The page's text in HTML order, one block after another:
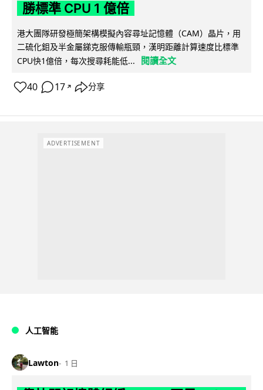
勝標準 CPU 1 億倍
港大團隊研發極簡架構模擬內容尋址記憶體（CAM）晶片，用
二硫化鉬及半金屬銻克服傳輸瓶頸，漢明距離計算速度比標準
CPU快1億倍，每次搜尋耗能低...
閱讀全文
40 17 ↗ 分享
ADVERTISEMENT
人工智能
Lawton 1 日